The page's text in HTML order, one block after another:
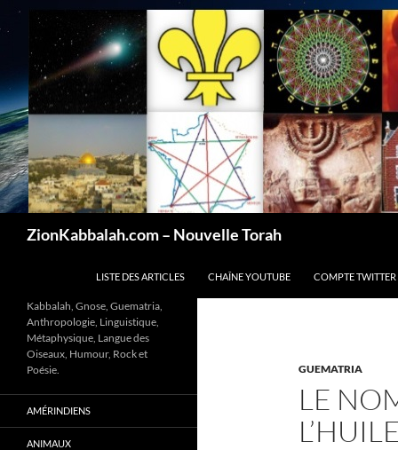
ZionKabbalah.com – Nouvelle Torah
LISTE DES ARTICLES
CHAÎNE YOUTUBE COMPTE TWITTER
GUEMATRIA
LE
L’HUILE
Kabbalah, Gnose, Guematria,
Anthropologie, Linguistique,
Métaphysique, Langue des
Oiseaux, Humour, Rock et
Poésie.
AMÉRINDIENS
ANIMAUX